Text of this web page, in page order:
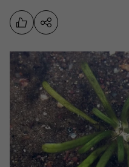
Sports
Drošība
Pierīga
Ādaži
Ķekava
Mārupe